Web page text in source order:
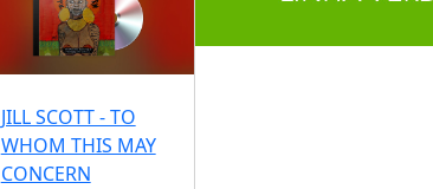
JILL SCOTT - TO
WHOM THIS MAY
CONCERN